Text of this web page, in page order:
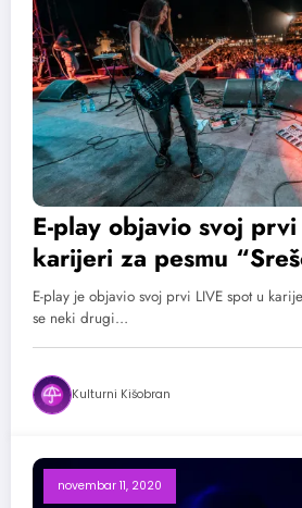
E-play objavio svoj
karijeri za pesmu
drugi put”
E-play je objavio svoj prvi LIVE spot u
se neki drugi…
Kulturni Kišobran
novembar 11, 2020